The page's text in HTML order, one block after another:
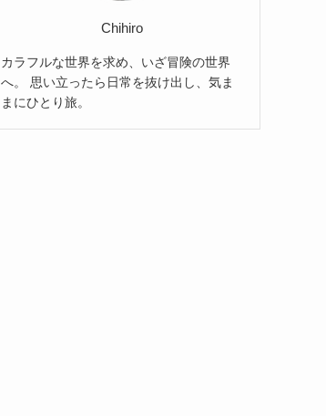
Chihiro
カラフルな世界を求め、いざ冒険の世界
へ。 思い立ったら日常を抜け出し、気ま
まにひとり旅。